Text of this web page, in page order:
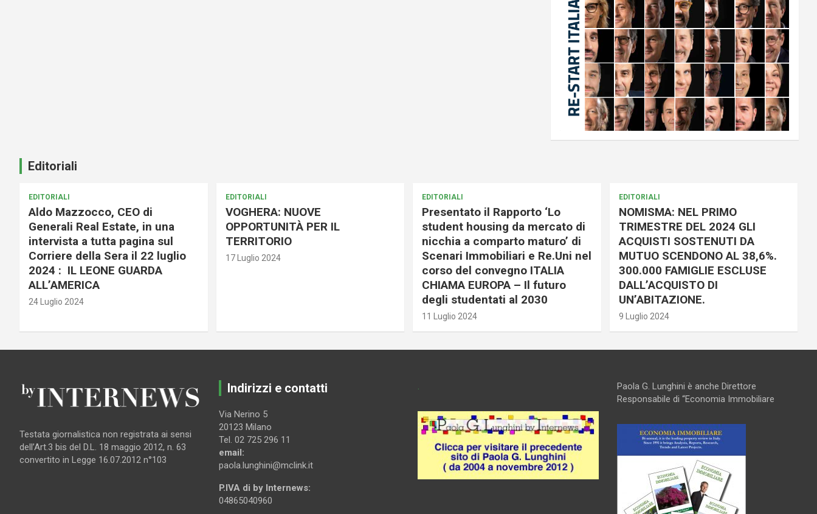
Editoriali
EDITORIALI
Aldo Mazzocco, CEO di
Generali Real Estate, in una
intervista a tutta pagina sul
Corriere della Sera il 22 luglio
2024 : IL LEONE GUARDA
ALL’AMERICA
24 Luglio 2024
EDITORIALI
VOGHERA: NUOVE
OPPORTUNITÀ PER IL
TERRITORIO
17 Luglio 2024
EDITORIALI
Presentato il Rapporto ‘Lo
student housing da mercato di
nicchia a comparto maturo’ di
Scenari Immobiliari e Re.Uni nel
corso del convegno ITALIA
CHIAMA EUROPA – Il futuro
degli studentati al 2030
11 Luglio 2024
EDITORIALI
NOMISMA: NEL PRIMO
TRIMESTRE DEL 2024 GLI
ACQUISTI SOSTENUTI DA
MUTUO SCENDONO AL 38,6%.
300.000 FAMIGLIE ESCLUSE
DALL’ACQUISTO DI
UN’ABITAZIONE.
9 Luglio 2024
Testata giornalistica non registrata ai sensi
dell’Art.3 bis del D.L. 18 maggio 2012, n. 63
convertito in Legge 16.07.2012 n°103
Indirizzi e contatti
Via Nerino 5
20123 Milano
Tel. 02 725 296 11
email:
paola.lunghini@mclink.it
P.IVA di by Internews:
04865040960
.
Paola G. Lunghini è anche Direttore
Responsabile di “Economia Immobiliare